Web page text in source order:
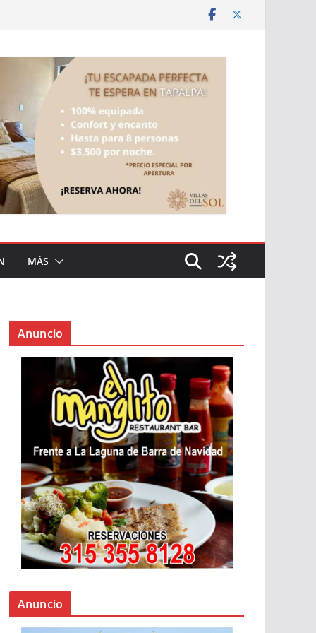
MÁS
Anuncio
Anuncio